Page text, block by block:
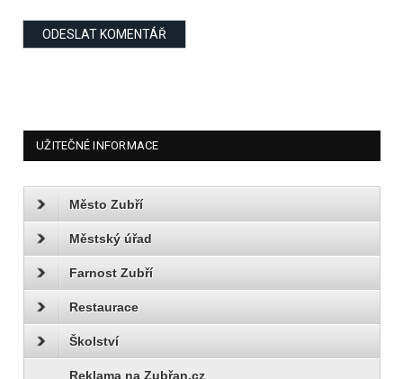
UŽITEČNÉ INFORMACE
Město Zubří
Městský úřad
Farnost Zubří
Restaurace
Školství
Reklama na Zubřan.cz